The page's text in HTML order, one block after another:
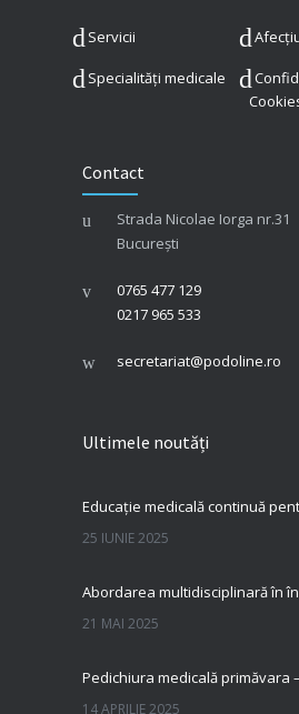
Servicii
Specialități medicale
Contact
Strada Nicolae Iorga nr.31
București
0765 477 129
0217 965 533
secretariat@podoline.ro
Ultimele noutăți
25 IUNIE 2025
Abordarea multidisciplinară în
21 MAI 2025
14 APRILIE 2025